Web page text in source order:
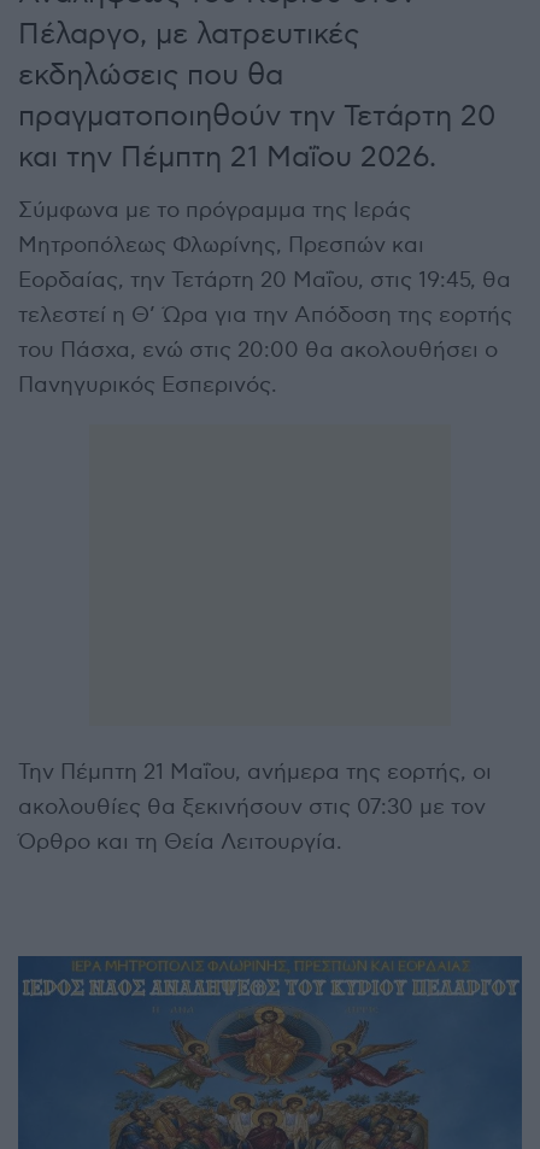
Πέλαργο, με λατρευτικές
εκδηλώσεις που θα
πραγματοποιηθούν την Τετάρτη 20
και την Πέμπτη 21 Μαΐου 2026.
Σύμφωνα με το πρόγραμμα της Ιεράς
Μητροπόλεως Φλωρίνης, Πρεσπών και
Εορδαίας, την Τετάρτη 20 Μαΐου, στις 19:45, θα
τελεστεί η Θ’ Ώρα για την Απόδοση της εορτής
του Πάσχα, ενώ στις 20:00 θα ακολουθήσει ο
Πανηγυρικός Εσπερινός.
Την Πέμπτη 21 Μαΐου, ανήμερα της εορτής, οι
ακολουθίες θα ξεκινήσουν στις 07:30 με τον
Όρθρο και τη Θεία Λειτουργία.